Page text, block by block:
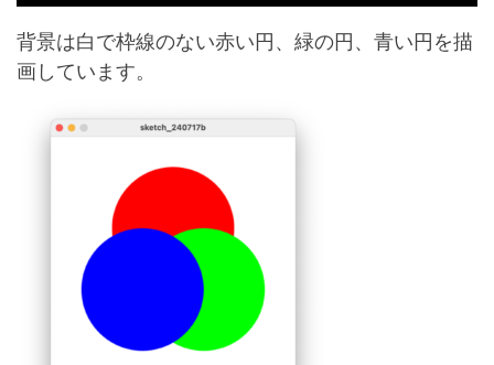
背景は白で枠線のない赤い円、緑の円、青い円を描
画しています。